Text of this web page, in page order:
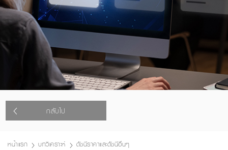
กลับไป
หน้าแรก บทวิเคราะห์
ดัชนีราคาและดัชนีอื่นๆ